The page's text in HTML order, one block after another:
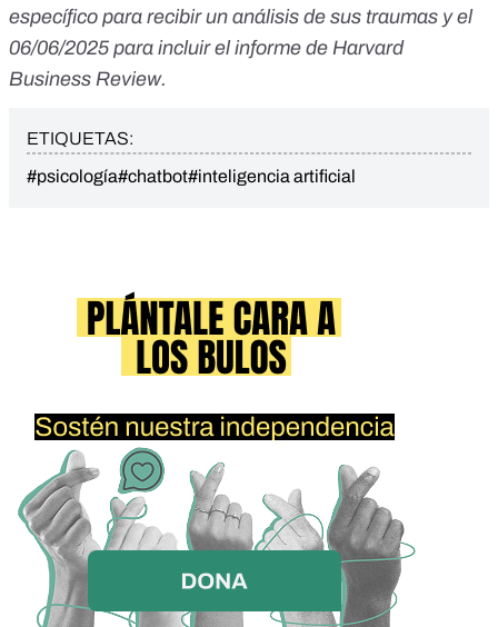
específico para recibir un análisis de sus traumas y el
06/06/2025 para incluir el informe de Harvard
Business Review.
ETIQUETAS:
#psicología#chatbot#inteligencia artificial